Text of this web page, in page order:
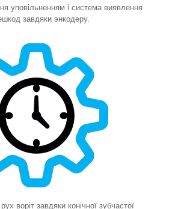
уповільненням і система виявлення
завдяки энкодеру.
воріт завдяки конічної зубчастої